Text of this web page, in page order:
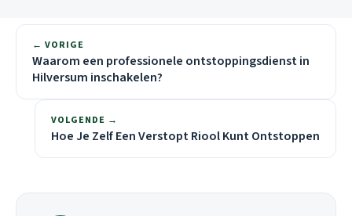
← VORIGE
Waarom een professionele ontstoppingsdienst in
Hilversum inschakelen?
VOLGENDE →
Hoe Je Zelf Een Verstopt Riool Kunt Ontstoppen